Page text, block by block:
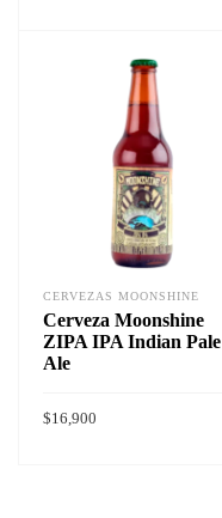
AÑADIR AL CARRITO
CERVEZAS MOONSHINE
Cerveza Moonshine
ZIPA IPA Indian Pale
Ale
$16,900